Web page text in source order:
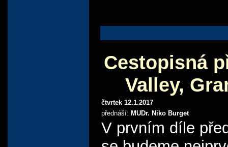
Cestopisná
Valley,
čtvrtek 12.1.2017
přednáší: MUDr. Niko Burget
V prvním díle